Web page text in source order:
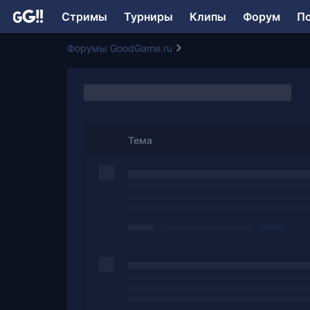
Стримы Турниры Клипы Форум
Форумы GoodGame.ru
Тема